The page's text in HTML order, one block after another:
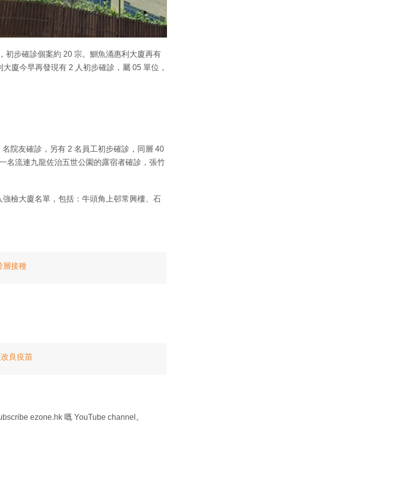
初步確診個案約 20 宗。鰂魚涌惠利大廈再有
廈今早再發現有 2 人初步確診，屬 05 單位，
院友確診，另有 2 名員工初步確診，同層 40
名流連九龍佐治五世公園的露宿者確診，張竹
檢大廈名單，包括：牛頭角上邨常興樓、石
層接種
良疫苗
ezone.hk 嘅 YouTube channel。